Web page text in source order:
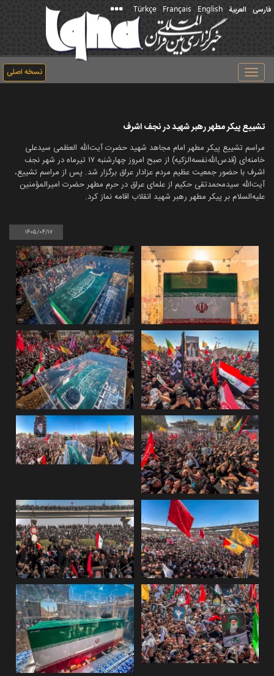
فارسی العربیة English
Français
Türkçe
نسخه اصلی
Toggle
navigation
تشییع پیکر مطهر رهبر شهید در نجف اشرف
مراسم تشییع پیکر مطهر امام مجاهد شهید حضرت آیت‌الله العظمی سیدعلی
خامنه‌ای (قدس‌الله‌نفسه‌الزکیه) از صبح امروز چهارشنبه ۱۷ تیرماه در شهر نجف
اشرف با حضور جمعیت عظیم مردم عزادار عراق برگزار شد. پس از مراسم تشییع،
آیت‌الله سیدمحمدتقی حکیم از علمای عراق در حرم مطهر حضرت امیرالمؤمنین
علیه‌السلام بر پیکر مطهر رهبر شهید انقلاب اقامه نماز کرد.
۱۴۰۵/۰۴/۱۷